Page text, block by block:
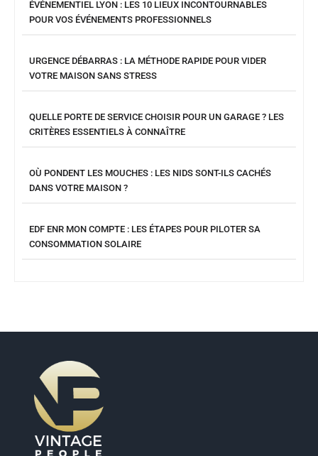
ÉVÉNEMENTIEL LYON : LES 10 LIEUX INCONTOURNABLES
POUR VOS ÉVÉNEMENTS PROFESSIONNELS
URGENCE DÉBARRAS : LA MÉTHODE RAPIDE POUR VIDER
VOTRE MAISON SANS STRESS
QUELLE PORTE DE SERVICE CHOISIR POUR UN GARAGE ? LES
CRITÈRES ESSENTIELS À CONNAÎTRE
OÙ PONDENT LES MOUCHES : LES NIDS SONT-ILS CACHÉS
DANS VOTRE MAISON ?
EDF ENR MON COMPTE : LES ÉTAPES POUR PILOTER SA
CONSOMMATION SOLAIRE